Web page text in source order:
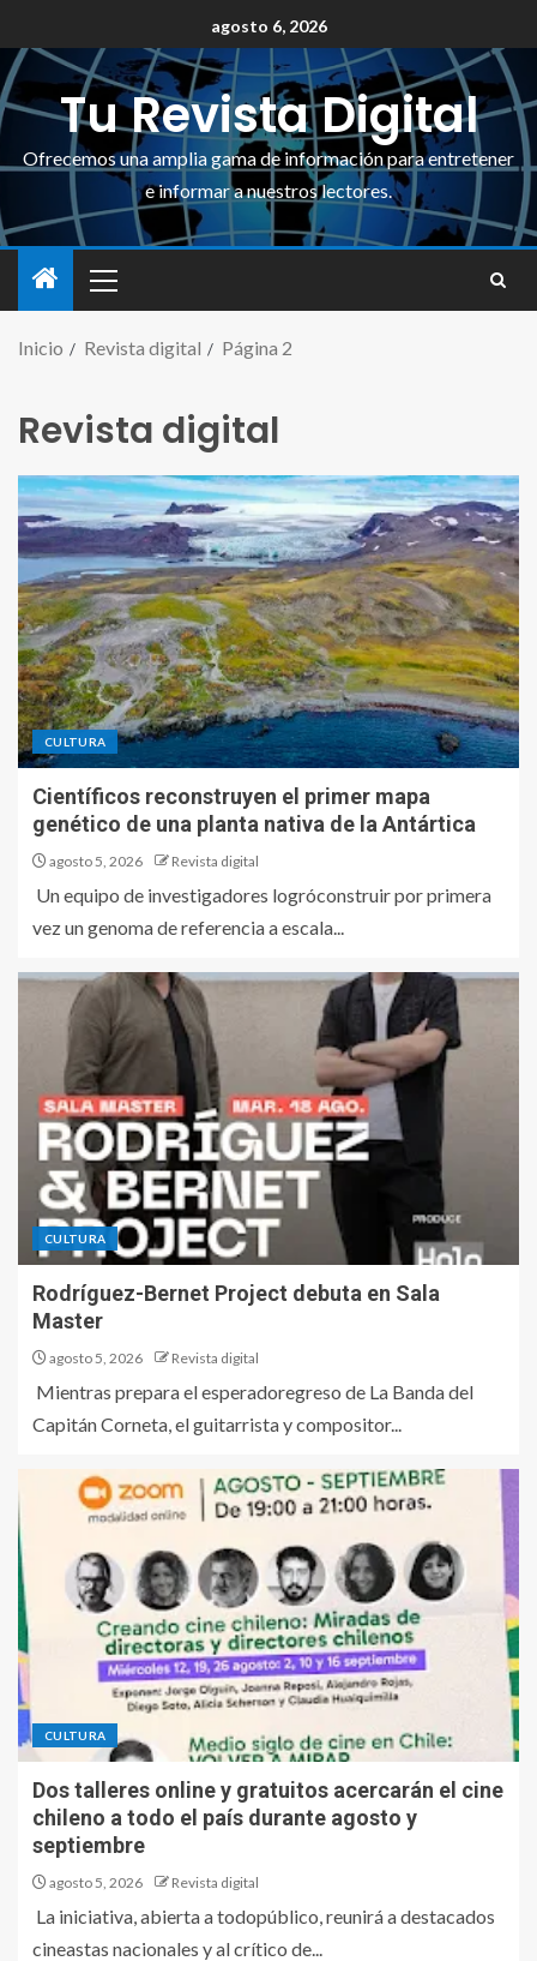
agosto 6, 2026
Tu Revista Digital
Ofrecemos una amplia gama de información para entretener
e informar a nuestros lectores.
Inicio Revista digital Página 2
Revista digital
CULTURA
Científicos reconstruyen el primer mapa
genético de una planta nativa de la Antártica
agosto 5, 2026 Revista digital
Un equipo de investigadores logróconstruir por primera
vez un genoma de referencia a escala...
CULTURA
Rodríguez-Bernet Project debuta en Sala
Master
agosto 5, 2026 Revista digital
Mientras prepara el esperadoregreso de La Banda del
Capitán Corneta, el guitarrista y compositor...
CULTURA
Dos talleres online y gratuitos acercarán el cine
chileno a todo el país durante agosto y
septiembre
agosto 5, 2026 Revista digital
La iniciativa, abierta a todopúblico, reunirá a destacados
cineastas nacionales y al crítico de...